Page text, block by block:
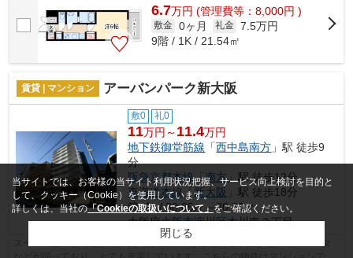
6.7万円 (管理費等：8,000円 )
敷金 0ヶ月 礼金 7.5万円
9階 / 1K / 21.54㎡
賃貸 | マンション アーバンパーク新大阪
敷0 礼0
11万円～ 11.4万円
地下鉄御堂筋線 「西中島南方 」駅 徒歩9
分
阪急京都本線「南方 」駅 徒歩12分
東海道本線「新大阪
」駅 徒歩18分
築1年 / 30.05㎡～30.98㎡
大阪府大阪市淀川区木川東３丁目
当サイトでは、お客様の当サイト利用状況把握、サービス向上検討を目的と
して、クッキー（Cookie）を使用しています。
詳しくは、当社の「Cookieの取扱いについて」をご確認ください。
閉じる